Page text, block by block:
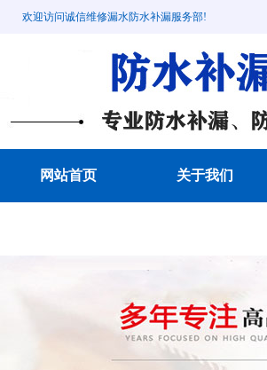
欢迎访问诚信维修漏水防水补漏服务部!
网站首页 关于我们